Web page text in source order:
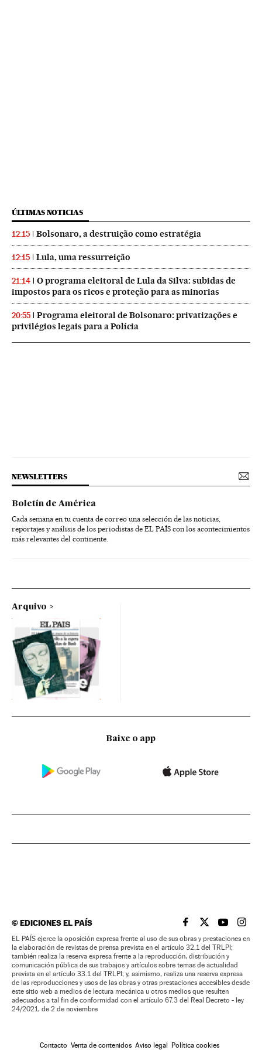
ÚLTIMAS NOTICIAS
12:15 Bolsonaro, a destruição como estratégia
12:15 Lula, uma ressurreição
21:14
O programa eleitoral de Lula da Silva: subidas de
impostos para os ricos e proteção para as minorias
20:55
Programa eleitoral de Bolsonaro: privatizações e
privilégios legais para a Polícia
NEWSLETTERS
Boletín de América
Cada semana en tu cuenta de correo una selección de las noticias,
reportajes y análisis de los periodistas de EL PAÍS con los acontecimientos
más relevantes del continente.
Arquivo
Baixe o app
©EDICIONES EL PAÍS EL PAÍS BRASIL EN
EL PAÍSEL PAÍS
EL
EL PAÍS ejerce la oposición expresa frente al uso de sus obras y prestaciones en
la elaboración de revistas de prensa prevista en el artículo 32.1 del TRLPI;
también realiza la reserva expresa frente a la reproducción, distribución y
comunicación pública de sus trabajos y artículos sobre temas de actualidad
prevista en el artículo 33.1 del TRLPI; y, asimismo, realiza una reserva expresa
de las reproducciones y usos de las obras y otras prestaciones accesibles desde
este sitio web a medios de lectura mecánica u otros medios que resulten
adecuados a tal fin de conformidad con el artículo 67.3 del Real Decreto - ley
24/2021, de 2 de noviembre
Contacto Venta de contenidos Aviso legal Política cookies